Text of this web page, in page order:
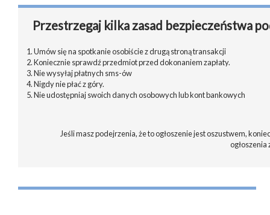
Przestrzegaj kilka zasad bezpieczeństwa
1. Umów się na spotkanie osobiście z drugą stroną transakcji
2. Koniecznie sprawdź przedmiot przed dokonaniem zapłaty.
3. Nie wysyłaj płatnych sms-ów
4. Nigdy nie płać z góry.
5. Nie udostępniaj swoich danych osobowych lub kont bankowych
Jeśli masz podejrzenia, że to ogłoszenie jest oszustwem,